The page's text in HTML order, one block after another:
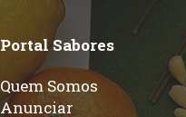
Portal Sabores
Quem Somos
Anunciar